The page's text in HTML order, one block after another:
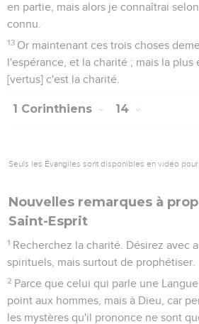
en partie, mais alors je connaîtrai
connu.
13 Or maintenant ces trois choses
l'espérance, et la charité ; mais la
[vertus] c'est la charité.
1 Corinthiens 14
Seuls les Évangiles sont disponibles en vidéo pour
Nouvelles remarques à
Saint-Esprit
1 Recherchez la charité. Désirez avec
spirituels, mais surtout de prophétiser.
2 Parce que celui qui parle une
point aux hommes, mais à Dieu, car
les mystères qu'il prononce ne sont